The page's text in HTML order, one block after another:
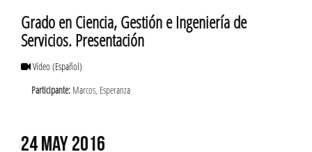
Grado en Ciencia, Gestión e Ingeniería de
Servicios. Presentación
Vídeo(Español)
Participante: Marcos, Esperanza
24 MAY 2016